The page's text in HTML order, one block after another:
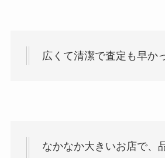
広くて清潔で査定も早か
なかなか大きいお店で、